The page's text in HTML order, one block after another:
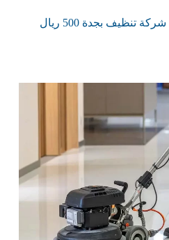
شركة تنظيف بجدة 500 ريال